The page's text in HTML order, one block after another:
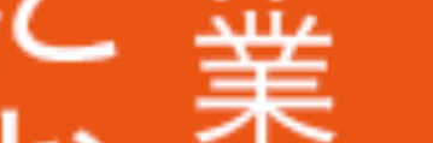
AuB株式会社様
株式会社パトライト様